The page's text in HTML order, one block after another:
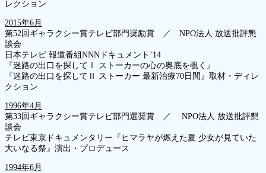
レクション
2015年6月
第52回ギャラクシー賞テレビ部門奨励賞 ／ NPO法人 放送批評懇
談会
日本テレビ 報道番組NNNドキュメント’14
『迷路の出口を探してⅠ ストーカーの心の奥底を覗く』
『迷路の出口を探してⅡ ストーカー 最新治療70日間』取材・ディレ
クション
1996年4月
第33回ギャラクシー賞テレビ部門選奨賞 ／ NPO法人 放送批評懇
談会
テレビ東京ドキュメンタリー『ヒマラヤが燃えた夏 少女が見ていた
大いなる祭』演出・プロデュース
1994年6月